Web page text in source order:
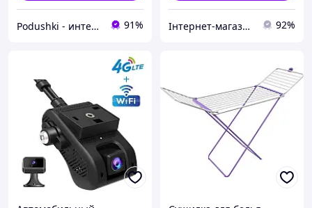
Podushki - интернет-магазин Подушки 91% Інтернет-магазин "Klever" 92%